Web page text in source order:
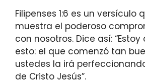
Filipenses 1:6 es un versículo
muestra el poderoso
con nosotros. Dice así:
esto: el que comenzó tan
ustedes la irá
de Cristo Jesús”.